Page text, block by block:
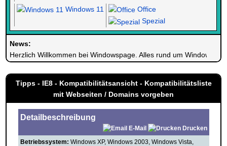
Windows 11
Office
Spezial
News:
Herzlich Willkommen bei Windowspage. Alles rund um Windows.
Tipps - IE8 - Kompatibilitätsansicht - Kompatibilitätsliste
mit Webseiten / Domains vorgeben
Detailbeschreibung
E-Mail
Drucken
Betriebssystem: Windows XP, Windows 2003, Windows Vista,